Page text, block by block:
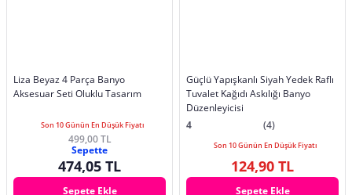
Liza Beyaz 4 Parça Banyo
Aksesuar Seti Oluklu Tasarım
Son 10 Günün En Düşük Fiyatı
499,00 TL
Sepette
474,05 TL
Sepete Ekle
Güçlü Yapışkanlı Siyah Yedek Raflı
Tuvalet Kağıdı Askılığı Banyo
Düzenleyicisi
4
(4)
Son 10 Günün En Düşük Fiyatı
124,90 TL
Sepete Ekle